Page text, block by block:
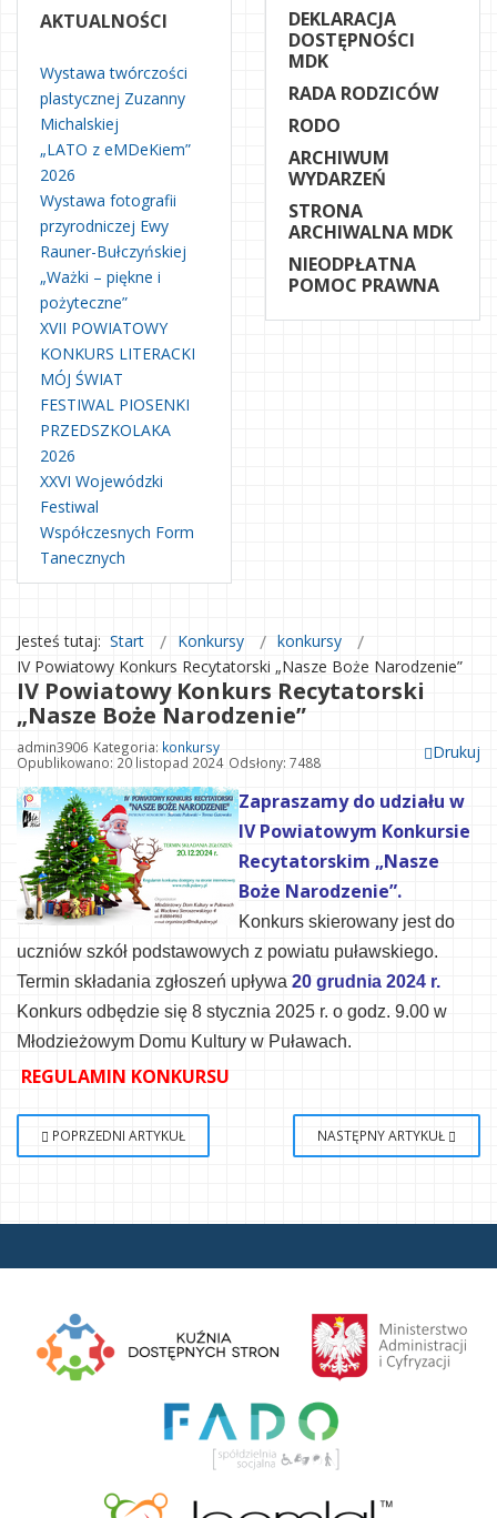
AKTUALNOŚCI
Wystawa twórczości
plastycznej Zuzanny
Michalskiej
„LATO z eMDeKiem”
2026
Wystawa fotografii
przyrodniczej Ewy
Rauner-Bułczyńskiej
„Ważki – piękne i
pożyteczne”
XVII POWIATOWY
KONKURS LITERACKI
MÓJ ŚWIAT
FESTIWAL PIOSENKI
PRZEDSZKOLAKA
2026
XXVI Wojewódzki
Festiwal
Współczesnych Form
Tanecznych
DEKLARACJA
DOSTĘPNOŚCI
MDK
RADA RODZICÓW
RODO
ARCHIWUM
WYDARZEŃ
STRONA
ARCHIWALNA MDK
NIEODPŁATNA
POMOC PRAWNA
Jesteś tutaj: Start Konkursy
konkursy
IV Powiatowy Konkurs Recytatorski „Nasze Boże Narodzenie”
IV Powiatowy Konkurs Recytatorski
„Nasze Boże Narodzenie”
Drukuj
admin3906 Kategoria: konkursy
Opublikowano: 20 listopad 2024 Odsłony: 7488
Zapraszamy do udziału w
IV Powiatowym Konkursie
Recytatorskim „Nasze
Boże Narodzenie”.
Konkurs skierowany jest do
uczniów szkół podstawowych z powiatu puławskiego.
Termin składania zgłoszeń upływa 20 grudnia 2024 r.
Konkurs odbędzie się 8 stycznia 2025 r. o godz. 9.00 w
Młodzieżowym Domu Kultury w Puławach.
REGULAMIN KONKURSU
POPRZEDNI ARTYKUŁ NASTĘPNY ARTYKUŁ